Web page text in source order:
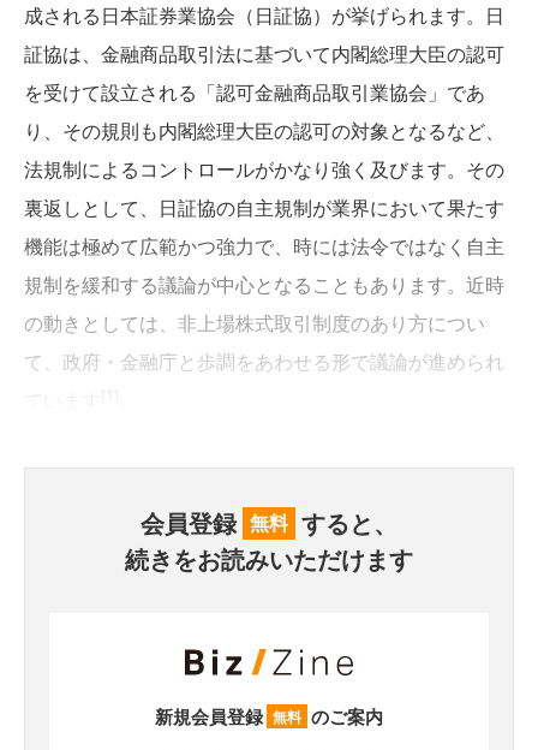
成される日本証券業協会（日証協）が挙げられます。日
証協は、金融商品取引法に基づいて内閣総理大臣の認可
を受けて設立される「認可金融商品取引業協会」であ
り、その規則も内閣総理大臣の認可の対象となるなど、
法規制によるコントロールがかなり強く及びます。その
裏返しとして、日証協の自主規制が業界において果たす
機能は極めて広範かつ強力で、時には法令ではなく自主
規制を緩和する議論が中心となることもあります。近時
の動きとしては、非上場株式取引制度のあり方につい
て、政府・金融庁と歩調をあわせる形で議論が進められ
会員登録 無料 すると、
続きをお読みいただけます
新規会員登録 無料 のご案内